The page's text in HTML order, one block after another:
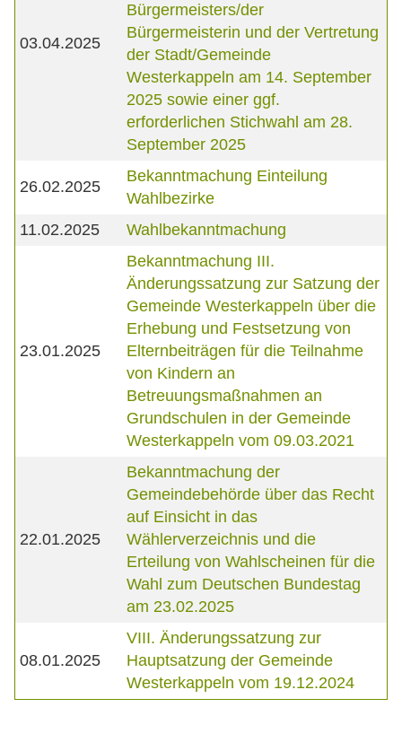
03.04.2025
Bürgermeisters/der
Bürgermeisterin und der Vertretung
der Stadt/Gemeinde
Westerkappeln am 14. September
2025 sowie einer ggf.
erforderlichen Stichwahl am 28.
September 2025
26.02.2025
Bekanntmachung Einteilung
Wahlbezirke
11.02.2025
Wahlbekanntmachung
23.01.2025
Bekanntmachung III.
Änderungssatzung zur Satzung der
Gemeinde Westerkappeln über die
Erhebung und Festsetzung von
Elternbeiträgen für die Teilnahme
von Kindern an
Betreuungsmaßnahmen an
Grundschulen in der Gemeinde
Westerkappeln vom 09.03.2021
22.01.2025
Bekanntmachung der
Gemeindebehörde über das Recht
auf Einsicht in das
Wählerverzeichnis und die
Erteilung von Wahlscheinen für die
Wahl zum Deutschen Bundestag
am 23.02.2025
08.01.2025
VIII. Änderungssatzung zur
Hauptsatzung der Gemeinde
Westerkappeln vom 19.12.2024